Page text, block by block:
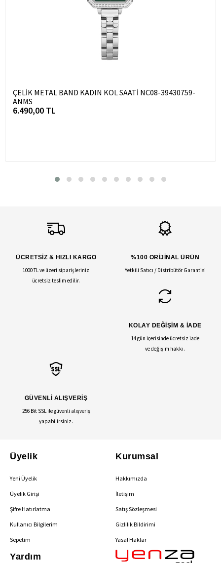
ÇELİK METAL BAND KADIN KOL SAATİ NC08-39430759-
ANMS
6.490,00 TL
ÜCRETSİZ & HIZLI KARGO
1000 TL ve üzeri siparişleriniz
ücretsiz teslim edilir.
%100 ORİJİNAL ÜRÜN
Yetkili Satıcı / Distribütör Garantisi
KOLAY DEĞİŞİM & İADE
14 gün içerisinde ücretsiz iade
ve değişim hakkı.
GÜVENLİ ALIŞVERİŞ
256 Bit SSL ile güvenli alışveriş
yapabilirsiniz.
Üyelik
Yeni Üyelik
Üyelik Girişi
Şifre Hatırlatma
Kullanıcı Bilgilerim
Sepetim
Kurumsal
Hakkımızda
İletişim
Satış Sözleşmesi
Gizlilik Bildirimi
Yasal Haklar
Yardım